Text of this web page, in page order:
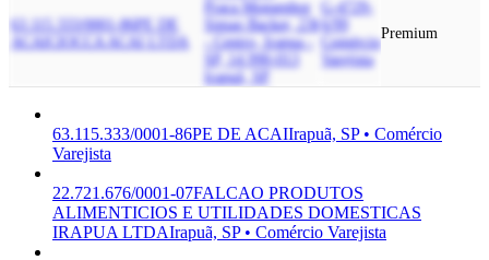
63.115.333/0001-86PE DE
ACAI
CIOCCA ACAI LTDA
Praca Monsenhor
Simao Backer, 236
- Centro, Irapua -
SP, 14.990-013
Irapuã, SP
G-4729-
6/99
Comércio
Varejista
Premium
63.115.333/0001-86PE DE ACAIIrapuã, SP • Comércio
Varejista
22.721.676/0001-07FALCAO PRODUTOS
ALIMENTICIOS E UTILIDADES DOMESTICAS
IRAPUA LTDAIrapuã, SP • Comércio Varejista